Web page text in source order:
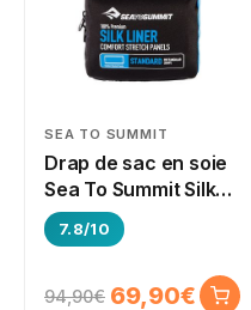
SEA TO SUMMIT
Drap de sac en soie
Sea To Summit Silk
Travel Liner
7.8/10
94,90€ 69,90€